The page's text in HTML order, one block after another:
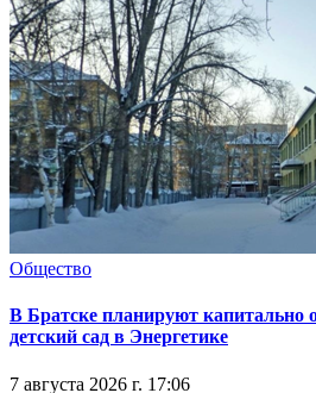
Общество
В Братске планируют капитально
детский сад в Энергетике
7 августа 2026 г. 17:06